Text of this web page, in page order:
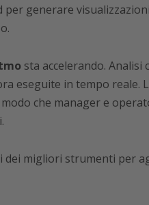
per generare
sta accelerando.
eseguite in tempo reale.
modo che manager e
dei migliori strumenti per